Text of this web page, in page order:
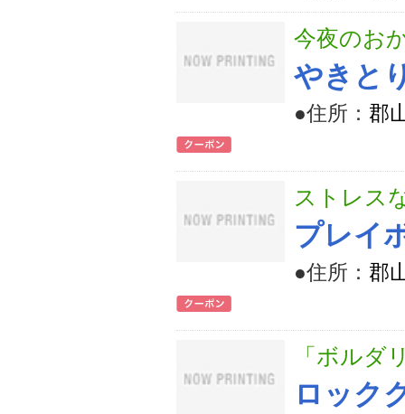
今夜のお
やきと
●住所： 郡
ストレス
プレイ
●住所： 郡
「ボルダ
ロック